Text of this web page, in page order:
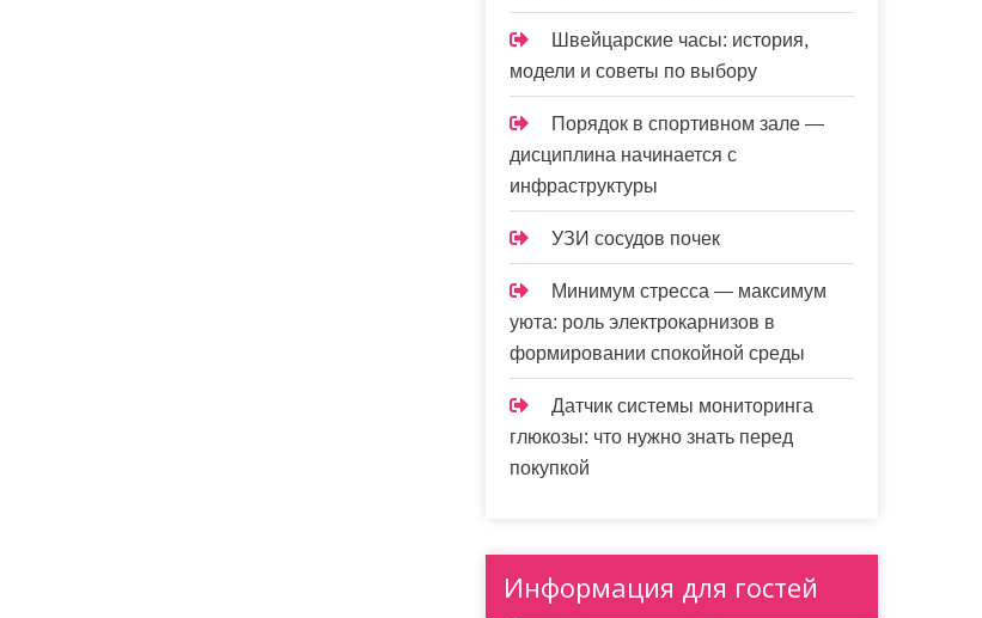
Швейцарские часы: история,
модели и советы по выбору
Порядок в спортивном зале —
дисциплина начинается с
инфраструктуры
УЗИ сосудов почек
Минимум стресса — максимум
уюта: роль электрокарнизов в
формировании спокойной среды
Датчик системы мониторинга
глюкозы: что нужно знать перед
покупкой
Информация для гостей